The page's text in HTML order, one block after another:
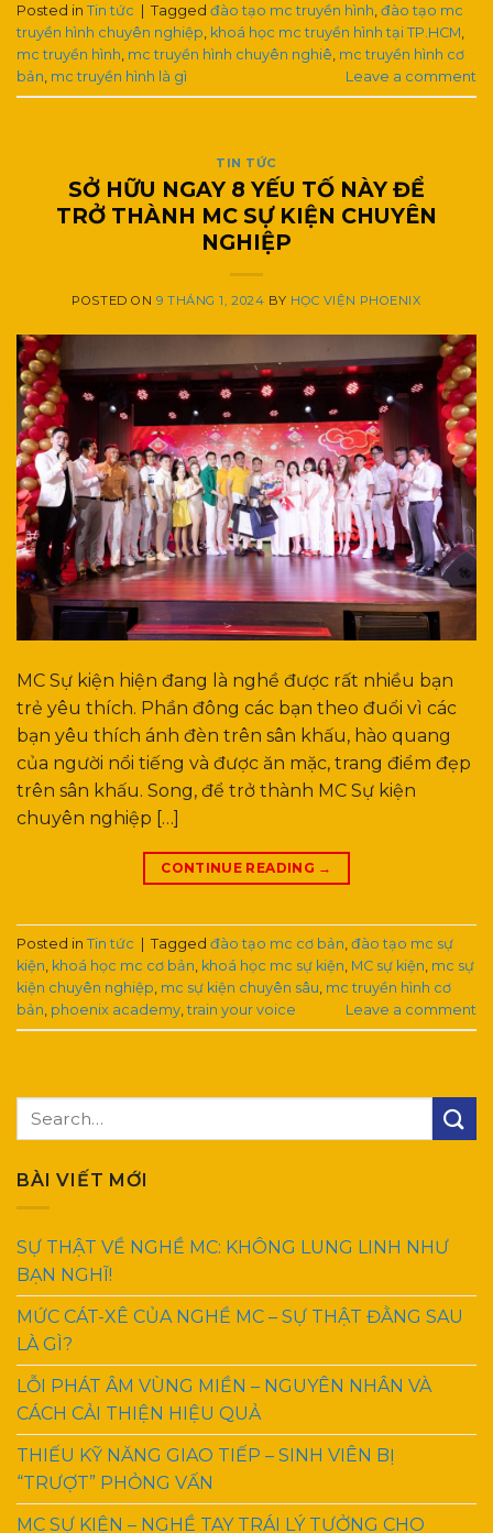
Posted in Tin tức | Tagged đào tạo mc truyền hình đào tạo mc
truyền hình chuyên nghiệp khoá học mc truyền hình tại TP.HCM
mc truyền hình mc truyền hình chuyên nghiê mc truyền hình cơ
bản mc truyền hình là gì Leave a comment
TIN TỨC
SỞ HỮU NGAY 8 YẾU TỐ NÀY ĐỂ
TRỞ THÀNH MC SỰ KIỆN CHUYÊN
NGHIỆP
POSTED ON 9 THÁNG 1, 2024 BY HỌC VIỆN PHOENIX
MC Sự kiện hiện đang là nghề được rất nhiều bạn
trẻ yêu thích. Phần đông các bạn theo đuổi vì các
bạn yêu thích ánh đèn trên sân khấu, hào quang
của người nổi tiếng và được ăn mặc, trang điểm đẹp
trên sân khấu. Song, để trở thành MC Sự kiện
chuyên nghiệp […]
CONTINUE READING →
Posted in Tin tức | Tagged đào tạo mc cơ bản đào tạo mc sự
kiện khoá học mc cơ bản khoá học mc sự kiện MC sự kiện mc sự
kiện chuyên nghiệp mc sự kiện chuyên sâu mc truyền hình cơ
bản phoenix academy ,train your voice Leave a comment
BÀI VIẾT MỚI
SỰ THẬT VỀ NGHỀ MC: KHÔNG LUNG LINH NHƯ
BẠN NGHĨ!
MỨC CÁT-XÊ CỦA NGHỀ MC – SỰ THẬT ĐẰNG SAU
LÀ GÌ?
LỖI PHÁT ÂM VÙNG MIỀN – NGUYÊN NHÂN VÀ
CÁCH CẢI THIỆN HIỆU QUẢ
THIẾU KỸ NĂNG GIAO TIẾP – SINH VIÊN BỊ
“TRƯỢT” PHỎNG VẤN
MC SỰ KIỆN – NGHỀ TAY TRÁI LÝ TƯỞNG CHO